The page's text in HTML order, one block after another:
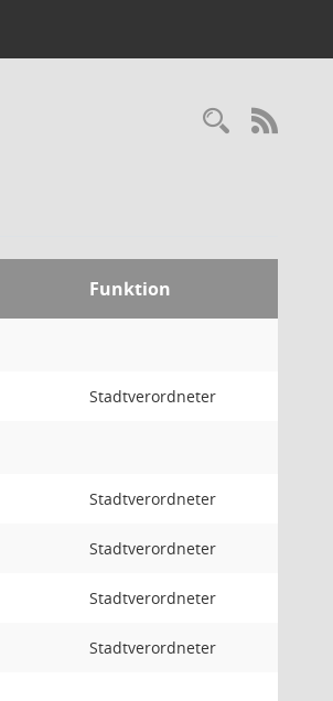
Funktion
Stadtverordneter
Stadtverordneter
Stadtverordneter
Stadtverordneter
Stadtverordneter